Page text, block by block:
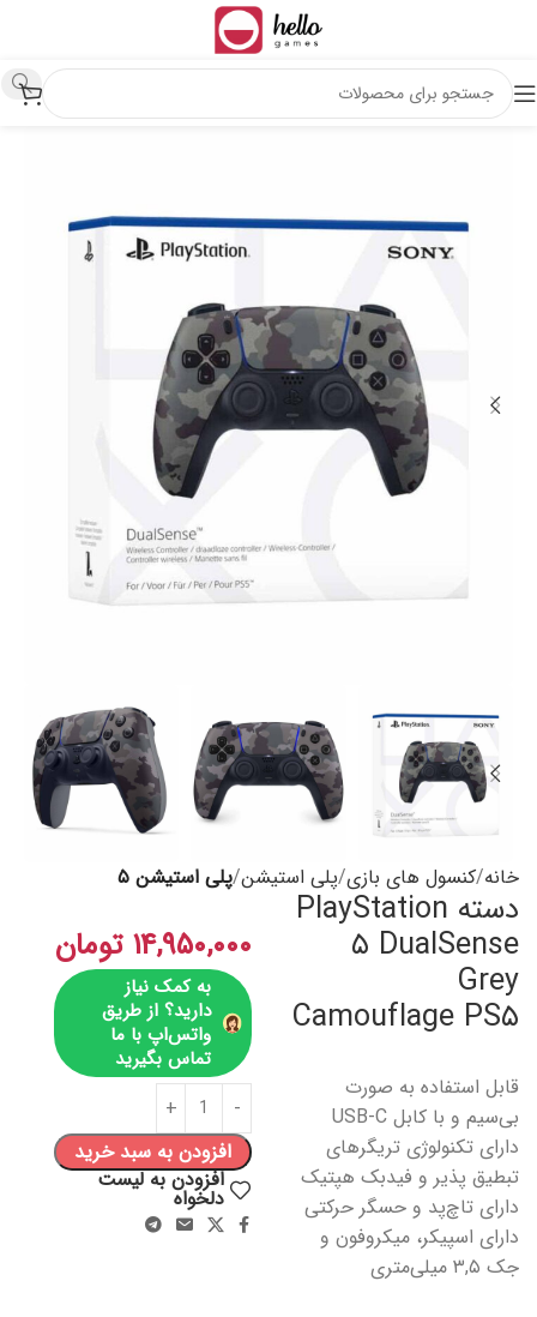
خانه کنسول های بازی پلی استیشن پلی استیشن ۵
دسته PlayStation
۵ DualSense
Grey
Camouflage PS۵
قابل استفاده به صورت
بی‌سیم و با کابل USB-C
دارای تکنولوژی تریگرهای
تبطیق پذیر و فیدبک هپتیک
دارای تاچ‌پد و حسگر حرکتی
دارای اسپیکر، میکروفون و
جک ۳,۵ میلی‌متری
۱۴,۹۵۰,۰۰۰ تومان
به کمک نیاز
دارید؟ از طریق
واتس‌اپ با ما
تماس بگیرید
افزودن به سبد خرید
افزودن به لیست
دلخواه